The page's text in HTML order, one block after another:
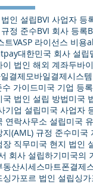
인 설립BVI 사업자 등
정 준수BVI 회사 등록
트VASP 라이선스 비용
대한민국 회사 설립
이 법인 해외 계좌두바
결제모바일결제시스템
가이드미국 기업 등록
국 법인 설립 방법미국
기업 설립미국 사업자
연락사무소 설립미국
(AML) 규정 준수미국
장 직무미국 현지 법인
회사 설립하기미국의
동산시세스마트폰결제
싱가포르 법인 설립싱